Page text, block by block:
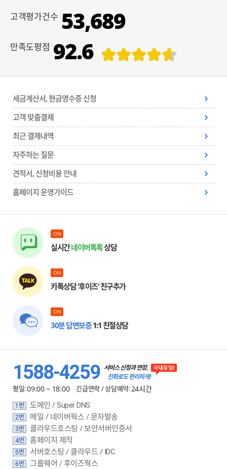
고객평가건수 53,689
만족도평점 92.6
세금계산서, 현금영수증 신청
고객 맞춤결제
최근 결제내역
자주하는 질문
견적서, 신청비용 안내
홈페이지 운영가이드
ON
실시간네이버톡톡상담
ON
카톡상담 '후이즈' 친구추가
ON
30분 답변보증1:1 친절상담
1588-4259 서비스 신청과 연장,
전화로도 편리하게!
평일:09:00 ~ 18:00 긴급연락 / 상담예약:24시간
1번 도메인 / Super DNS
2번 메일 / 네이버웍스 / 문자발송
3번 클라우드호스팅 / 보안서버인증서
4번 홈페이지 제작
5번 서버호스팅 / 클라우드 / IDC
6번 그룹웨어 / 후이즈웍스